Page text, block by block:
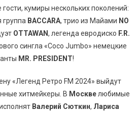
кумиры нескольких поколений:
группа BACCARA, трио из Майами NO
OTTAWAN, легенда евродиско F.R.
сингла «Coco Jumbo» немецкие
MR. PRESIDENT!
«Легенд Ретро FM 2024» выйдут
хитмейкеры. В Москвелюбимые
Валерий Сюткин, Лариса